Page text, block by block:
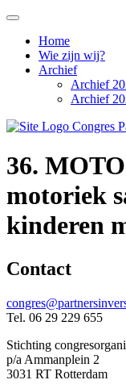
Home
Wie zijn wij?
Archief
Archief
Archief
36.
motoriek
kinderen
Contact
Tel. 06 29 229 655
Stichting
p/a Ammanplein 2
3031 RT Rotterdam